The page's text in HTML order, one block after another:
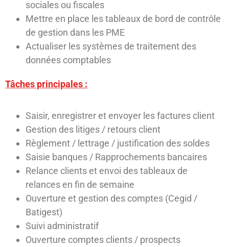
sociales ou fiscales
Mettre en place les tableaux de bord de contrôle
de gestion dans les PME
Actualiser les systèmes de traitement des
données comptables
Tâches principales :
Saisir, enregistrer et envoyer les factures client
Gestion des litiges / retours client
Règlement / lettrage / justification des soldes
Saisie banques / Rapprochements bancaires
Relance clients et envoi des tableaux de
relances en fin de semaine
Ouverture et gestion des comptes (Cegid /
Batigest)
Suivi administratif
Ouverture comptes clients / prospects